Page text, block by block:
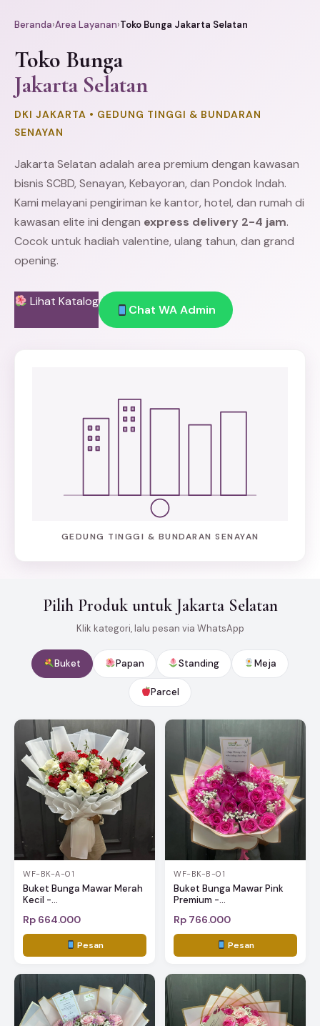
Beranda›Area Layanan›Toko Bunga Jakarta Selatan
Toko Bunga
Jakarta Selatan
DKI JAKARTA • GEDUNG TINGGI & BUNDARAN
SENAYAN
Jakarta Selatan adalah area premium dengan kawasan
bisnis SCBD, Senayan, Kebayoran, dan Pondok Indah.
Kami melayani pengiriman ke kantor, hotel, dan rumah di
kawasan elite ini dengan express delivery 2-4 jam.
Cocok untuk hadiah valentine, ulang tahun, dan grand
opening.
Lihat Katalog
Chat WA Admin
GEDUNG TINGGI & BUNDARAN SENAYAN
Pilih Produk untuk Jakarta Selatan
Klik kategori, lalu pesan via WhatsApp
Buket Papan Standing Meja
Parcel
WF-BK-A-01
Buket Bunga Mawar Merah
Kecil -...
Rp 664.000
Pesan
WF-BK-B-01
Buket Bunga Mawar Pink
Premium -...
Rp 766.000
Pesan